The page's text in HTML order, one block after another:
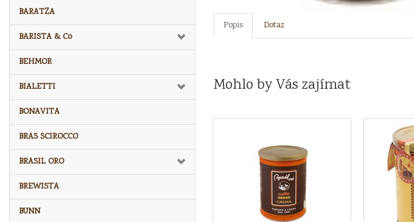
BARATZA
BARISTA & Co
BEHMOR
BIALETTI
BONAVITA
BRAS SCIROCCO
BRASIL ORO
BREWISTA
BUNN
Popis Dotaz
Mohlo by Vás zajímat